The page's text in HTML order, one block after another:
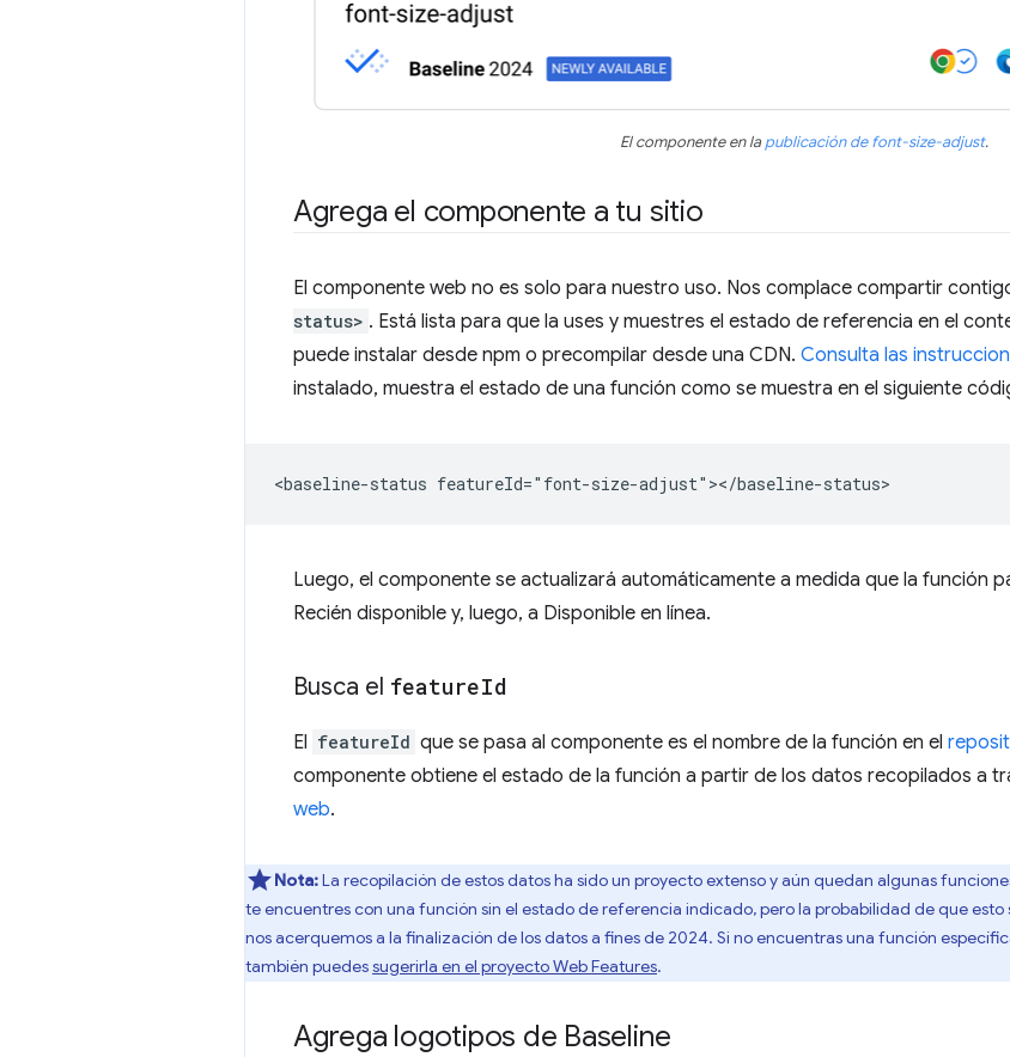
El componente en lapublicación de font-size-adjust.
Agrega el componente a tu sitio
El componente web no es solo para nuestro uso. Nos complace compartir
status> . Está lista para que la uses y muestres el estado de referencia en el
puede instalar desde npm o precompilar desde una CDN. Consulta las
instalado, muestra el estado de una función como se muestra en el siguiente
Luego, el componente se actualizará automáticamente a medida que la función
Recién disponible y, luego, a Disponible en línea.
Busca el featureId
El featureId que se pasa al componente es el nombre de la función en el
componente obtiene el estado de la función a partir de los datos recopilados a
web.
Nota:La recopilación de estos datos ha sido un proyecto extenso y aún quedan algunas
te encuentres con una función sin el estado de referencia indicado, pero la probabilidad de que
nos acerquemos a la finalización de los datos a fines de 2024. Si no encuentras una función
también puedessugerirla en el proyecto Web Features.
Agrega logotipos de Baseline